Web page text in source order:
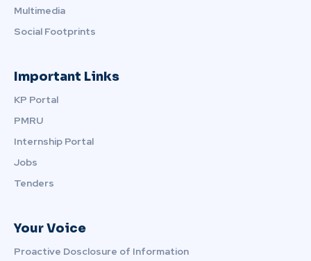
Multimedia
Social Footprints
Important Links
KP Portal
PMRU
Internship Portal
Jobs
Tenders
Your Voice
Proactive Dosclosure of Information